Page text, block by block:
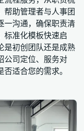
帮助管理者与人事团
一沟通，确保职责清
标准化模板快速启
是初创团队还是成熟
公司定位、服务对
适合您的需求。